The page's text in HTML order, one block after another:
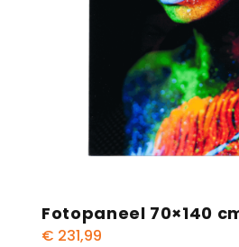
Fotopaneel 70×140
€ 231,99